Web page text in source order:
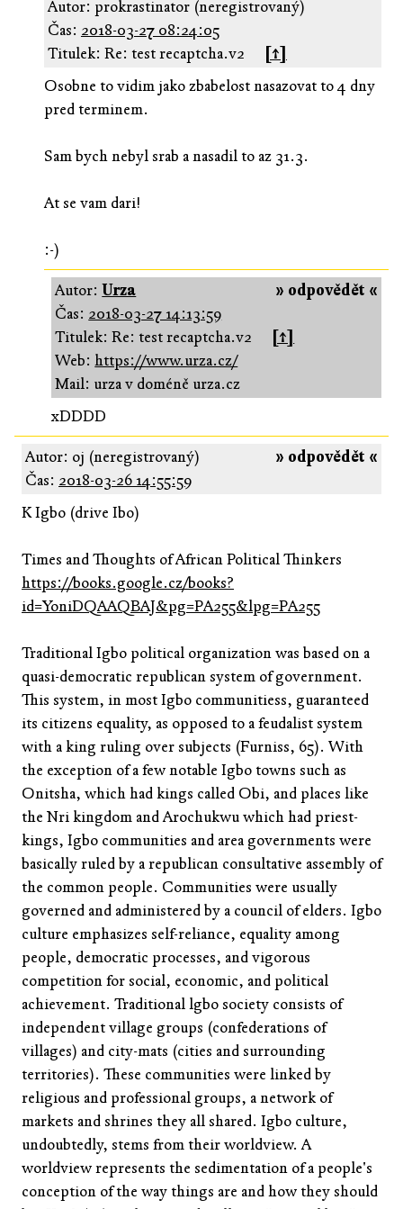
Autor: prokrastinator (neregistrovaný)
Čas: 2018-03-27 08:24:05
Titulek: Re: test recaptcha.v2
[↑]
Osobne to vidim jako zbabelost nasazovat to 4 dny
pred terminem.
Sam bych nebyl srab a nasadil to az 31.3.
At se vam dari!
:-)
» odpovědět «
Autor:Urza
Čas: 2018-03-27 14:13:59
Titulek: Re: test recaptcha.v2
[↑]
Web:https://www.urza.cz/
Mail: urza v doméně urza.cz
xDDDD
» odpovědět «
Autor: oj (neregistrovaný)
Čas: 2018-03-26 14:55:59
K Igbo (drive Ibo)
Times and Thoughts of African Political Thinkers
https://books.google.cz/books?
id=YoniDQAAQBAJ&pg=PA255&lpg=PA255
Traditional Igbo political organization was based on a
quasi-democratic republican system of government.
This system, in most Igbo communitiess, guaranteed
its citizens equality, as opposed to a feudalist system
with a king ruling over subjects (Furniss, 65). With
the exception of a few notable Igbo towns such as
Onitsha, which had kings called Obi, and places like
the Nri kingdom and Arochukwu which had priest-
kings, Igbo communities and area governments were
basically ruled by a republican consultative assembly of
the common people. Communities were usually
governed and administered by a council of elders. Igbo
culture emphasizes self-reliance, equality among
people, democratic processes, and vigorous
competition for social, economic, and political
achievement. Traditional lgbo society consists of
independent village groups (confederations of
villages) and city-mats (cities and surrounding
territories). These communities were linked by
religious and professional groups, a network of
markets and shrines they all shared. Igbo culture,
undoubtedly, stems from their worldview. A
worldview represents the sedimentation of a people's
conception of the way things are and how they should